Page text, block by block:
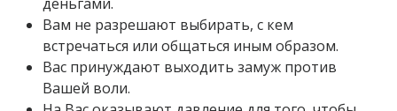
Вам не разрешают выбирать, с кем
встречаться или общаться иным образом.
Вас принуждают выходить замуж против
Вашей воли.